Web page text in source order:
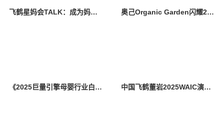
飞鹤星妈会TALK：成为妈妈，更懂妈妈，与章子怡共话母爱里的底气与联结 奥己Organic Garden闪耀2025 CBME国际孕婴童展 双奖加冕再创佳绩
《2025巨量引擎母婴行业白皮书》发布：育无定式，在抖音读懂爱的万千主张 中国飞鹤董岩2025WAIC演讲：AI是乳业升级的新质生产力